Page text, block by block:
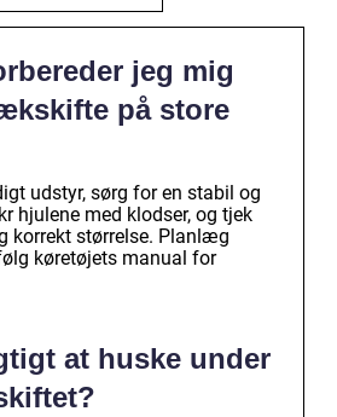
jeg mig
på store
udstyr, sørg for en stabil og
hjulene med klodser, og tjek
korrekt størrelse. Planlæg
køretøjets manual for
at huske under